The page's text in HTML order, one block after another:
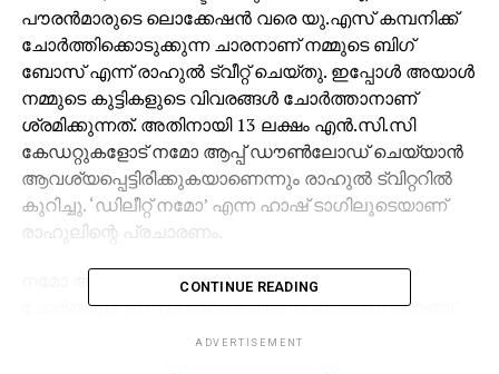
പൗരന്‍മാരുടെ ലൊക്കേഷന്‍ വരെ യു.എസ് കമ്പനിക്ക്
ചോര്‍ത്തിക്കൊടുക്കുന്ന ചാരനാണ് നമ്മുടെ ബിഗ്
ബോസ് എന്ന് രാഹുല്‍ ട്വീറ്റ് ചെയ്തു. ഇപ്പോള്‍ അയാള്‍
നമ്മുടെ കുട്ടികളുടെ വിവരങ്ങള്‍ ചോര്‍ത്താനാണ്
ശ്രമിക്കുന്നത്. അതിനായി 13 ലക്ഷം എന്‍.സി.സി
കേഡറ്റുകളോട് നമോ ആപ്പ് ഡൗണ്‍ലോഡ് ചെയ്യാന്‍
ആവശ്യപ്പെട്ടിരിക്കുകയാണെന്നും രാഹുല്‍ ട്വിറ്ററില്‍
കുറിച്ചു. ‘ഡിലീറ്റ് നമോ’ എന്ന ഹാഷ് ടാഗിലൂടെയാണ്
രാഹുലിന്റെ പ്രചാരണം.
നമോ ആപ്പിലെ വിവരങ്ങള്‍ യു.എസ് കമ്പനിക്ക്
ചോര്‍ത്തുവെന്ന വിവരം കഴിഞ്ഞ ദിവസമാണ് പുറത്ത്
വന്നത്. ഫ്രഞ്ച് സെക്യൂരിറ്റി റിസര്‍ച്ചര്‍ എലിയറ്റ്
CONTINUE READING
ADVERTISEMENT